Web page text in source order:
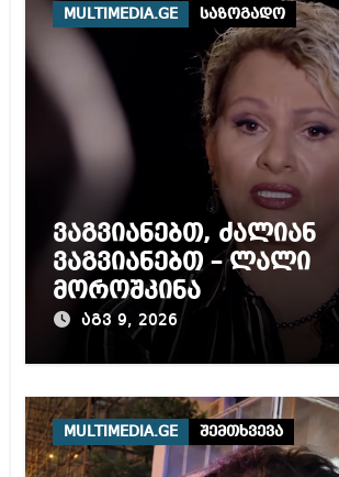
MULTIMEDIA.GE საზოგადო
ვაგვიანებთ, ძალიან
ვაგვიანებთ – ლალი
მოროშკინა
აგვ 9, 2026
MULTIMEDIA.GE შემთხვევა